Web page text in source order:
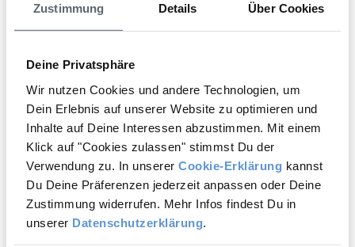
Zustimmung Details Über Cookies
Deine Privatsphäre
Wir nutzen Cookies und andere Technologien, um
Dein Erlebnis auf unserer Website zu optimieren und
Inhalte auf Deine Interessen abzustimmen. Mit einem
Klick auf "Cookies zulassen" stimmst Du der
Verwendung zu. In unserer Cookie-Erklärung kannst
Du Deine Präferenzen jederzeit anpassen oder Deine
Zustimmung widerrufen. Mehr Infos findest Du in
unserer Datenschutzerklärung
Dynamic Skin Retinol
Serum
Retinol Serum für reife
Haut
Phyto Nature Lifting Eye
Cream
Möchtest Du einen 10% Rabatt
auf Deine nächste Bestellung?
Ja, gerne!